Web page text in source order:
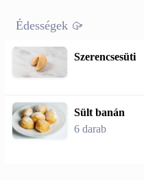
Édességek 🥠
Szerencsesüti
Sült banán
6 darab